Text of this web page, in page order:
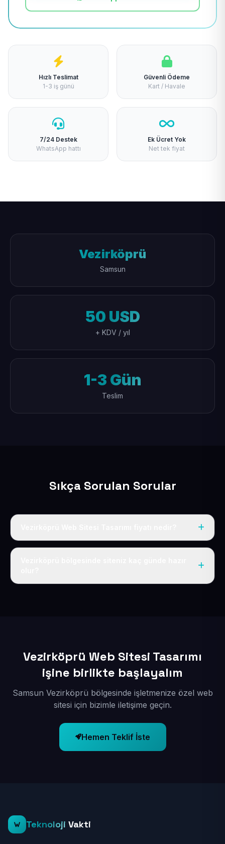
Hızlı Teslimat
1-3 iş günü
Güvenli Ödeme
Kart / Havale
7/24 Destek
WhatsApp hattı
Ek Ücret Yok
Net tek fiyat
Vezirköprü
Samsun
50 USD
+ KDV / yıl
1-3 Gün
Teslim
Sıkça Sorulan Sorular
Tek fiyat uygulanır: yıllık 50 USD + KDV. Bu bedele alan
Vezirköprü Web Sitesi Tasarımı
işine birlikte başlayalım
Samsun Vezirköprü bölgesinde işletmenize özel web
sitesi için bizimle iletişime geçin.
Hemen Teklif İste
Teknoloji Vakti